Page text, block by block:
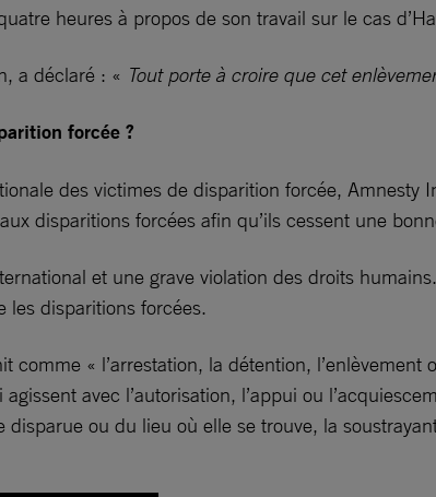
heures à propos de son travail sur le cas
a déclaré : « Tout porte à croire que cet
forcée ?
des victimes de disparition forcée,
disparitions forcées afin qu’ils cessent une
et une grave violation des droits
les disparitions forcées.
comme « l’arrestation, la détention,
avec l’autorisation, l’appui ou
ou du lieu où elle se trouve, la